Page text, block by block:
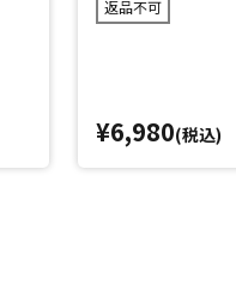
返品不可
¥6,980(税込)